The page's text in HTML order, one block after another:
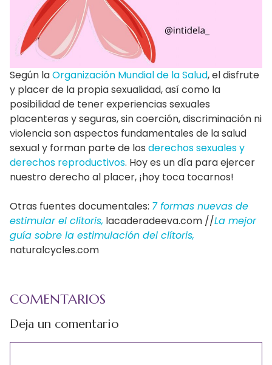
Según laOrganización Mundial de la Salud, el disfrute
y placer de la propia sexualidad, así como la
posibilidad de tener experiencias sexuales
placenteras y seguras, sin coerción, discriminación ni
violencia son aspectos fundamentales de la salud
sexual y forman parte de los derechos sexuales y
derechos reproductivos. Hoy es un día para ejercer
nuestro derecho al placer, ¡hoy toca tocarnos!
Otras fuentes documentales: 7 formas nuevas de
estimular el clítoris, lacaderadeeva.com //La mejor
guía sobre la estimulación del clítoris,
naturalcycles.com
COMENTARIOS
Deja un comentario